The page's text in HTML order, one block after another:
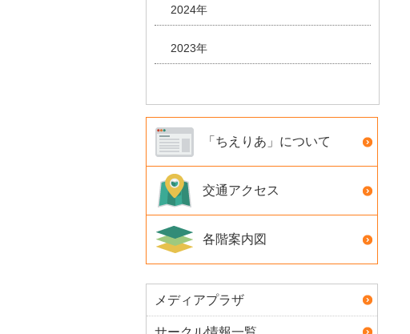
2024年
2023年
「ちえりあ」について
交通アクセス
各階案内図
メディアプラザ